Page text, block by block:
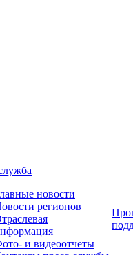
новости
регионов
и видеоотчеты